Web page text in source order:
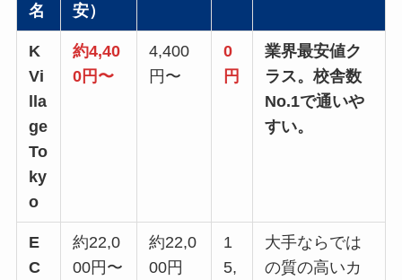
名
安）
K
Vi
lla
ge
To
ky
o
約4,40
0円〜
4,400
円〜
0
円
業界最安値ク
ラス。校舎数
No.1で通いや
すい。
E
C
約22,0
00円〜
約22,0
00円
1
5,
大手ならでは
の質の高いカ